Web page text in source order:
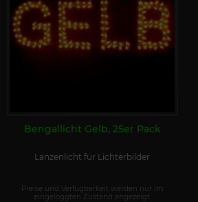
Bengallicht Gelb, 25er Pack
Lanzenlicht für Lichterbilder
Preise und Verfügbarkeit werden nur im
eingeloggten Zustand angezeigt.